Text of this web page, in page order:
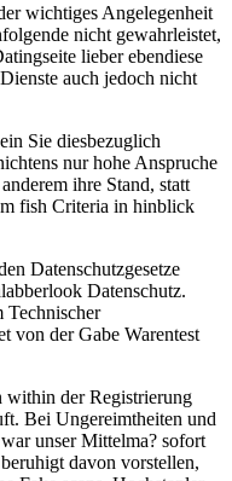
wichtiges Angelegenheit
nicht gewahrleistet,
lieber ebendiese
auch jedoch nicht
Sie diesbezuglich
nur hohe Anspruche
ihre Stand, statt
fish Criteria in hinblick
Datenschutzgesetze
Datenschutz.
Technischer
von der Gabe Warentest
der Registrierung
Bei Ungereimtheiten und
unser Mittelma? sofort
davon vorstellen,